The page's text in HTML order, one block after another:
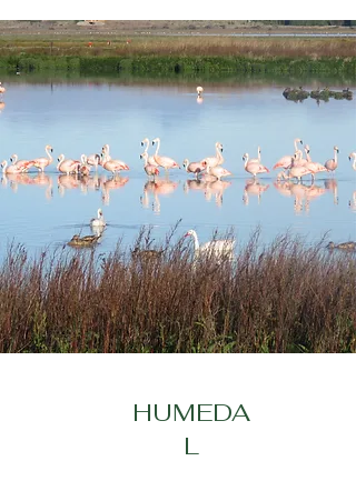
HUMEDA
L